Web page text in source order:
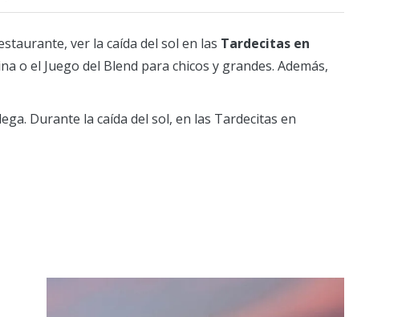
ver la caída del sol en las Tardecitas en
o el Juego del Blend para chicos y grandes. Además,
Durante la caída del sol, en las Tardecitas en